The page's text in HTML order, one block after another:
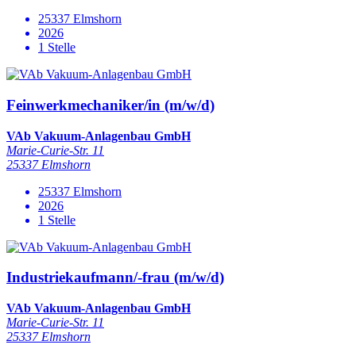
25337 Elmshorn
2026
1 Stelle
Feinwerkmechaniker/in (m/w/d)
VAb Vakuum-Anlagenbau GmbH
Marie-Curie-Str. 11
25337 Elmshorn
25337 Elmshorn
2026
1 Stelle
Industriekaufmann/-frau (m/w/d)
VAb Vakuum-Anlagenbau GmbH
Marie-Curie-Str. 11
25337 Elmshorn